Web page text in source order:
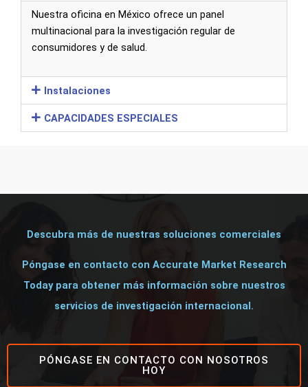
Nuestra oficina en México ofrece un panel
multinacional para la investigación regular de
consumidores y de salud.
Instalaciones
CAPACIDADES ESPECIALES
Descubra más de nuestras soluciones comerciales
Póngase en contacto con Accurate Market Research
Today para obtener más información sobre nuestros
servicios de investigación internacional.
PÓNGASE EN CONTACTO CON NOSOTROS
HOY